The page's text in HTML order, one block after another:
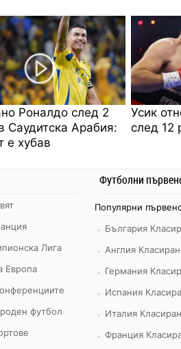
Роналдо след 2
Саудитска Арабия:
е хубав
Усик
след 12
Лига
Европа
футбол
Футболни
Популярни
България
Англия
Германия
Испания
Италия
Франция